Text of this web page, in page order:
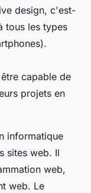
design, c'est-
tous les types
capable de
projets en
informatique
sites web. Il
web,
web. Le